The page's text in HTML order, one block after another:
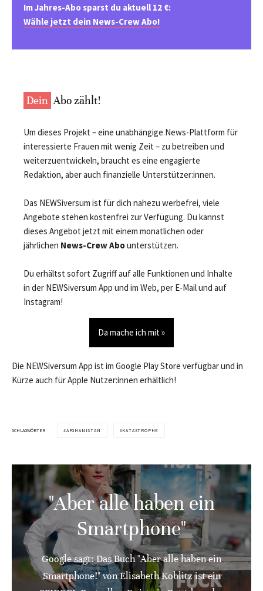
Im Jahres-Abo sparst du aktuell 12 €:
Wähle jetzt dein News-Crew Abo!
Dein Abo zählt!
Um dieses Projekt – eine unabhängige News-Plattform für
interessierte Frauen mit wenig Zeit – zu betreiben und
weiterzuentwickeln, braucht es eine engagierte
Redaktion, aber auch finanzielle Unterstützer:innen.
Das NEWSiversum ist für dich nahezu werbefrei, viele
Angebote stehen kostenfrei zur Verfügung. Du kannst
dieses Angebot jetzt mit einem monatlichen oder
jährlichen News-Crew Abounterstützen.
Du erhältst sofort Zugriff auf alle Funktionen und Inhalte
in der NEWSiversum App und im Web, per E-Mail und auf
Instagram!
Da mache ich mit »
Die NEWSiversum App ist im Google Play Store verfügbar und in
Kürze auch für Apple Nutzer:innen erhältlich!
SCHLAGWÖRTER AFGHANISTAN KATASTROPHE
"Aber alle haben ein
Smartphone"
Google sagt: Das Buch "Aber alle haben ein
Smartphone!" von Elisabeth Koblitz ist ein